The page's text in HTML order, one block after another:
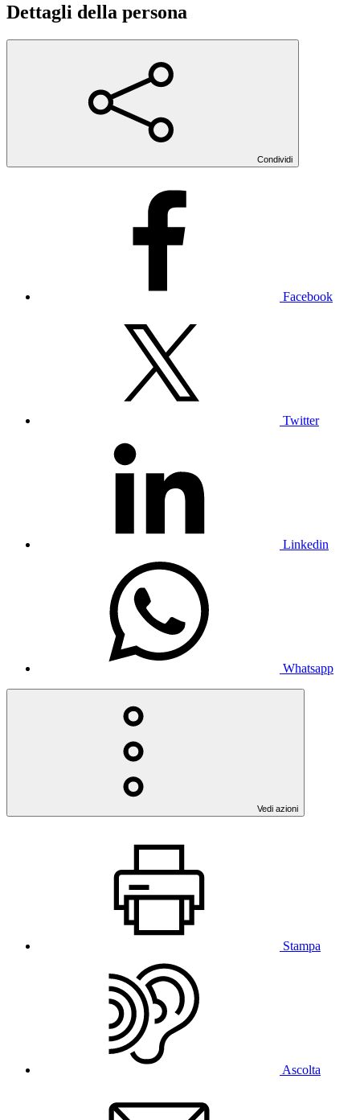
Dettagli della persona
Condividi
Facebook
Twitter
Linkedin
Whatsapp
Vedi azioni
Stampa
Ascolta